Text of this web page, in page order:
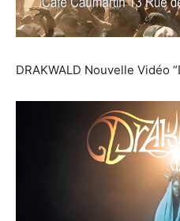
DRAKWALD Nouvelle Vidéo